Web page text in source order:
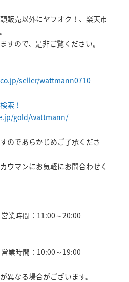
販売以外にヤフオク！、楽天市
すので、是非ご覧ください。
seller/wattmann0710
索！
gold/wattmann/
のであらかじめご了承くださ
ウマンにお気軽にお問合わせく
時間：11:00～20:00
時間：10:00～19:00
なる場合がございます。